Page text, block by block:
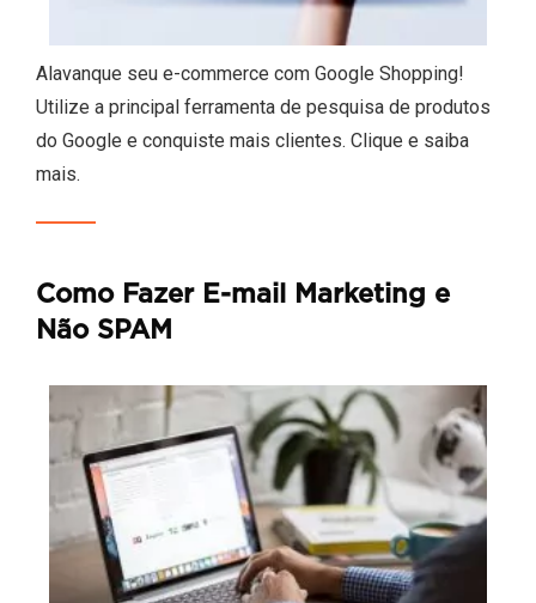
Alavanque seu e-commerce com Google Shopping!
Utilize a principal ferramenta de pesquisa de produtos
do Google e conquiste mais clientes. Clique e saiba
mais.
Como Fazer E-mail Marketing e
Não SPAM